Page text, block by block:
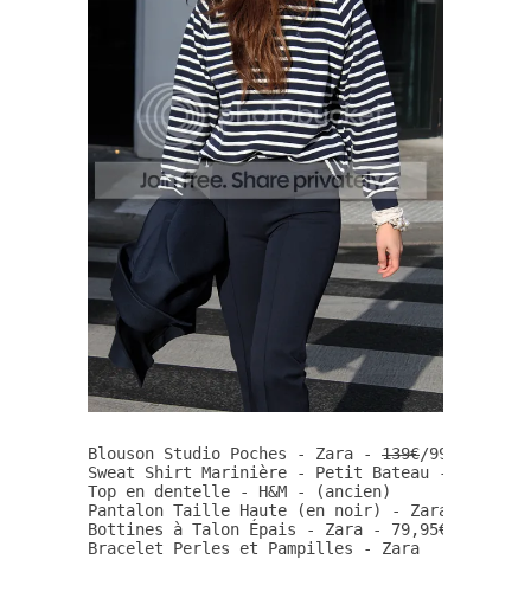
Blouson Studio Poches - Zara - 139€/99,99€
Sweat Shirt Marinière - Petit Bateau -
Top en dentelle - H&M - (ancien)
Pantalon Taille Haute (en noir) - Zara -
Bottines à Talon Épais - Zara - 79,95€
Bracelet Perles et Pampilles - Zara